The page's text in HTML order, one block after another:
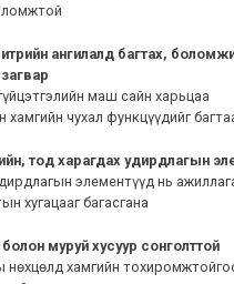
ангилалд багтах,
гүйцэтгэлийн маш сайн харьцаа
хамгийн чухал функцүүдийг
тод харагдах удирдлагын
элементүүд нь
хугацааг багасгана
муруй хусуур сонголттой
нөхцөлд хамгийн